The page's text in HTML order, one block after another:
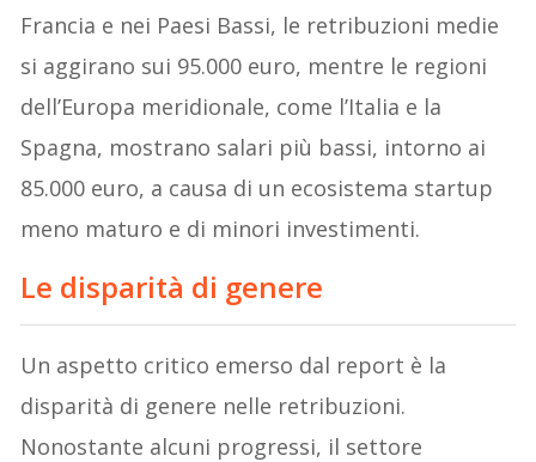
Francia e nei Paesi Bassi, le retribuzioni medie
si aggirano sui 95.000 euro, mentre le regioni
dell’Europa meridionale, come l’Italia e la
Spagna, mostrano salari più bassi, intorno ai
85.000 euro, a causa di un ecosistema startup
meno maturo e di minori investimenti.
Le disparità di genere
Un aspetto critico emerso dal report è la
disparità di genere nelle retribuzioni.
Nonostante alcuni progressi, il settore